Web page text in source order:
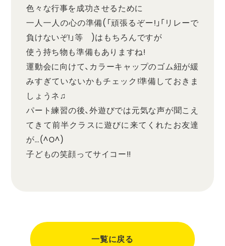
色々な行事を成功させるために
一人一人の心の準備(「頑張るぞー!」「リレーで
負けないぞ!」等 )はもちろんですが
使う持ち物も準備もありますね!
運動会に向けて、カラーキャップのゴム紐が緩
みすぎていないかもチェック!準備しておきま
しょうネ♫
パート練習の後、外遊びでは元気な声が聞こえ
てきて前半クラスに遊びに来てくれたお友達
が…(^O^)
子どもの笑顔ってサイコー!!
一覧に戻る